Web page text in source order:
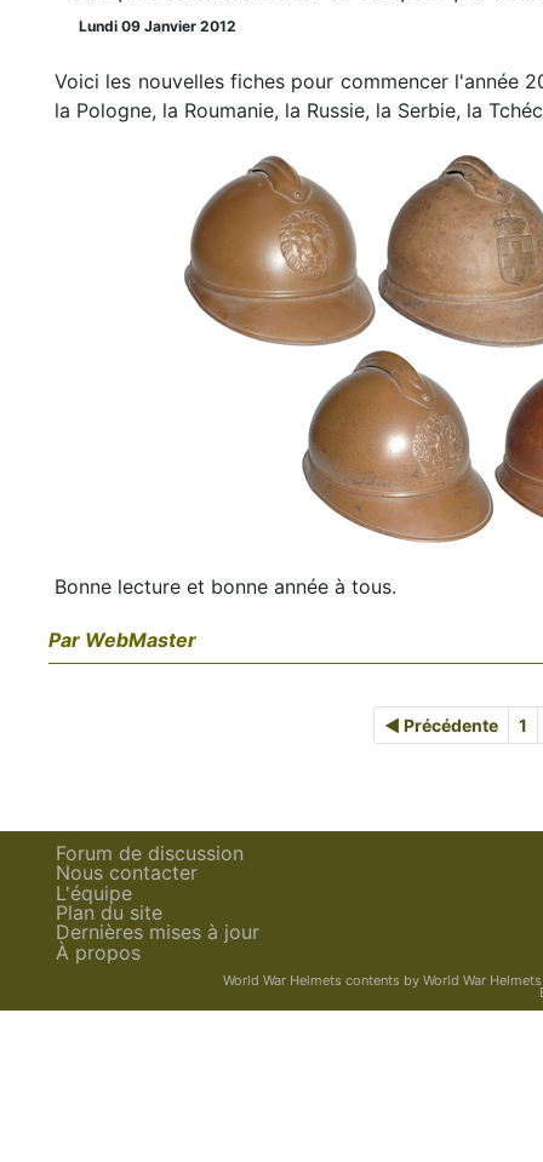
Lundi 09 Janvier 2012
Voici les nouvelles fiches pour commencer l'année
la Pologne, la Roumanie, la Russie, la Serbie, la
Bonne lecture et bonne année à tous.
Par WebMaster
◄ Précédente 1
Forum de discussion
Nous contacter
L'équipe
Plan du site
Dernières mises à jour
À propos
World War Helmets contents by World War Helmets